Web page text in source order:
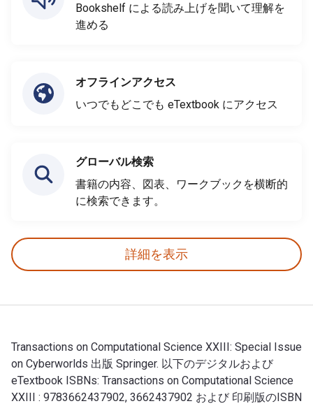
Bookshelf による読み上げを聞いて理解を
進める
オフラインアクセス
いつでもどこでも eTextbook にアクセス
グローバル検索
書籍の内容、図表、ワークブックを横断的
に検索できます。
詳細を表示
Transactions on Computational Science XXIII: Special Issue
on Cyberworlds 出版 Springer. 以下のデジタルおよび
eTextbook ISBNs: Transactions on Computational Science
XXIII : 9783662437902, 3662437902 および 印刷版のISBN